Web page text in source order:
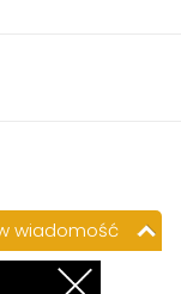
wiadomość